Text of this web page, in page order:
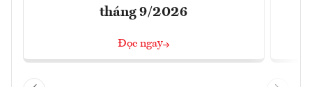
tháng 9/2026
Đọc ngay